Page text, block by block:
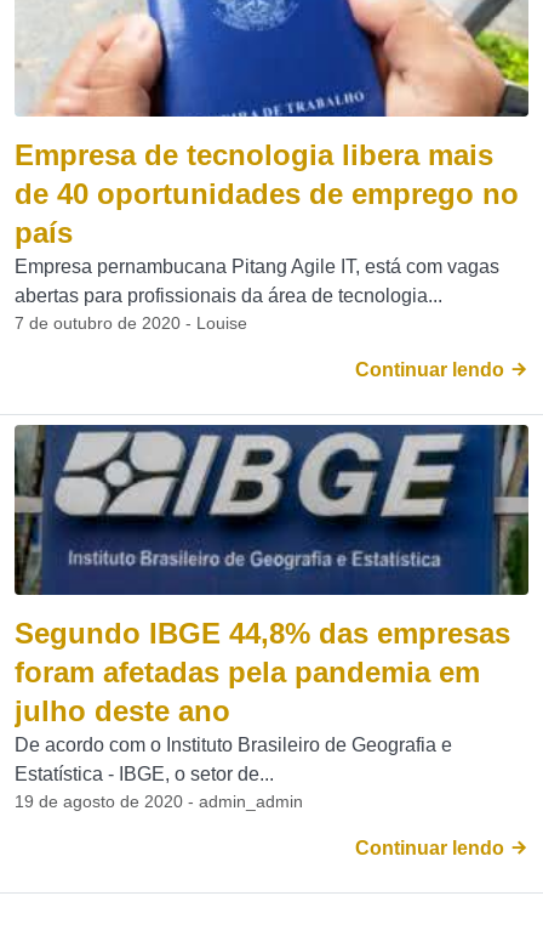
Empresa de tecnologia libera mais
de 40 oportunidades de emprego no
país
Empresa pernambucana Pitang Agile IT, está com vagas
abertas para profissionais da área de tecnologia...
7 de outubro de 2020 - Louise
Continuar lendo
Segundo IBGE 44,8% das empresas
foram afetadas pela pandemia em
julho deste ano
De acordo com o Instituto Brasileiro de Geografia e
Estatística - IBGE, o setor de...
19 de agosto de 2020 - admin_admin
Continuar lendo